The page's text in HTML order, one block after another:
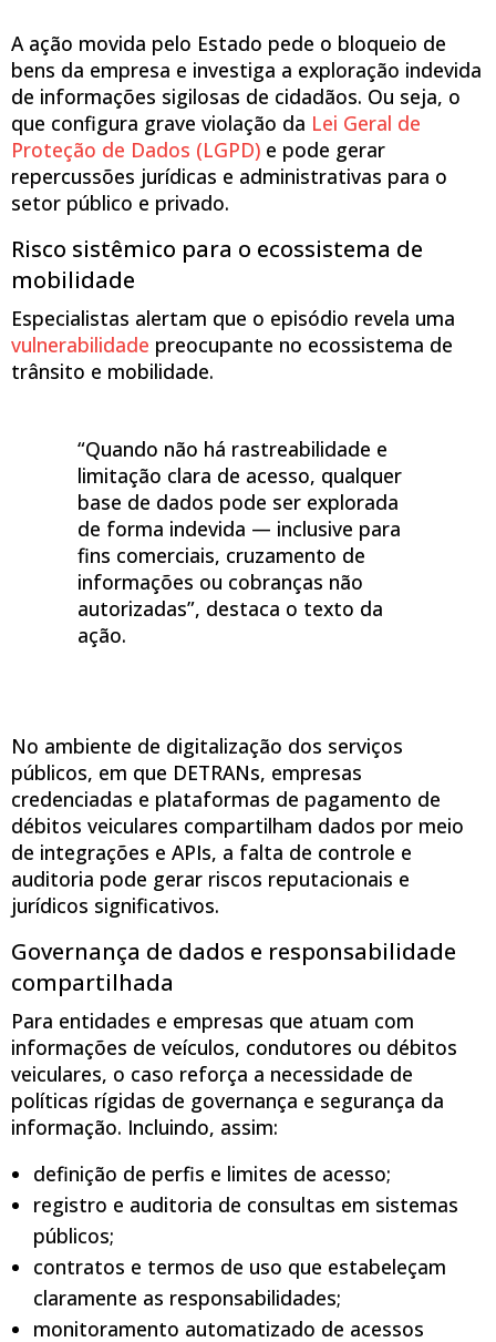
A ação movida pelo Estado pede o bloqueio de
bens da empresa e investiga a exploração indevida
de informações sigilosas de cidadãos. Ou seja, o
que configura grave violação da Lei Geral de
Proteção de Dados (LGPD) e pode gerar
repercussões jurídicas e administrativas para o
setor público e privado.
Risco sistêmico para o ecossistema de
mobilidade
Especialistas alertam que o episódio revela uma
vulnerabilidade preocupante no ecossistema de
trânsito e mobilidade.
“Quando não há rastreabilidade e
limitação clara de acesso, qualquer
base de dados pode ser explorada
de forma indevida — inclusive para
fins comerciais, cruzamento de
informações ou cobranças não
autorizadas”, destaca o texto da
ação.
No ambiente de digitalização dos serviços
públicos, em que DETRANs, empresas
credenciadas e plataformas de pagamento de
débitos veiculares compartilham dados por meio
de integrações e APIs, a falta de controle e
auditoria pode gerar riscos reputacionais e
jurídicos significativos.
Governança de dados e responsabilidade
compartilhada
Para entidades e empresas que atuam com
informações de veículos, condutores ou débitos
veiculares, o caso reforça a necessidade de
políticas rígidas de governança e segurança da
informação. Incluindo, assim:
definição de perfis e limites de acesso;
registro e auditoria de consultas em sistemas
públicos;
contratos e termos de uso que estabeleçam
claramente as responsabilidades;
monitoramento automatizado de acessos